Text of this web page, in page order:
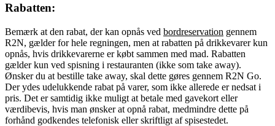
Rabatten:
Bemærk at den rabat, der kan opnås ved bordreservation gennem
R2N, gælder for hele regningen, men at rabatten på drikkevarer kun
opnås, hvis drikkevarerne er købt sammen med mad. Rabatten
gælder kun ved spisning i restauranten (ikke som take away).
Ønsker du at bestille take away, skal dette gøres gennem R2N Go.
Der ydes udelukkende rabat på varer, som ikke allerede er nedsat i
pris. Det er samtidig ikke muligt at betale med gavekort eller
værdibevis, hvis man ønsker at opnå rabat, medmindre dette på
forhånd godkendes telefonisk eller skriftligt af spisestedet.